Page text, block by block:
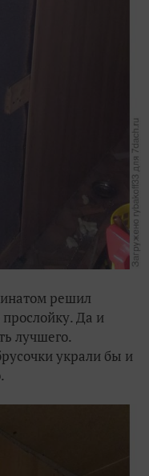
решил
Да и
лучшего.
украли бы и